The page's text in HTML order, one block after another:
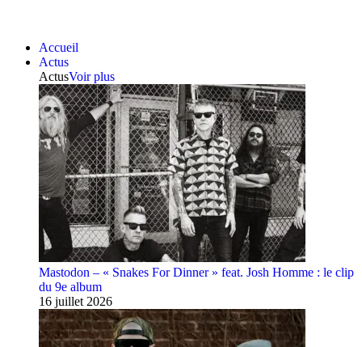
Accueil
Actus
ActusVoir plus
Mastodon – « Snakes For Dinner » feat. Josh Homme : le clip
du 9e album
16 juillet 2026